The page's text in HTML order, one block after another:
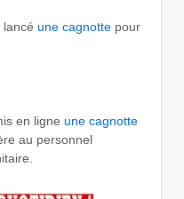
une cagnotte pour
en ligne une cagnotte
au personnel